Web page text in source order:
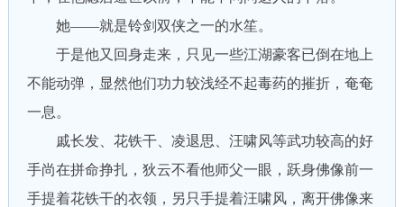
她——就是铃剑双侠之一的水笙。
于是他又回身走来，只见一些江湖豪客已倒在地上
不能动弹，显然他们功力较浅经不起毒药的摧折，奄奄
一息。
戚长发、花铁干、凌退思、汪啸风等武功较高的好
手尚在拼命挣扎，狄云不看他师父一眼，跃身佛像前一
手提着花铁干的衣领，另只手提着汪啸风，离开佛像来